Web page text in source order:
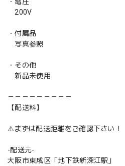
200V
・付属品
写真参照
・その他
新品未使用
－－－－－－－－－
【配送料】
⚠️まずは配送距離をご確認下さい！
-配送元-
大阪市東成区「地下鉄新深江駅」